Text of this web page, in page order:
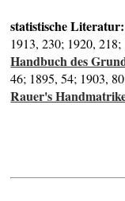
statistische
1913, 230; 1920,
Handbuch des
46; 1895, 54; 1903, 80
Rauer's